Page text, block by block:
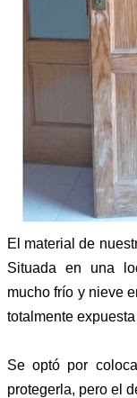
El material de
Situada en una
mucho frío y nieve
totalmente
Se optó por
protegerla, pero el